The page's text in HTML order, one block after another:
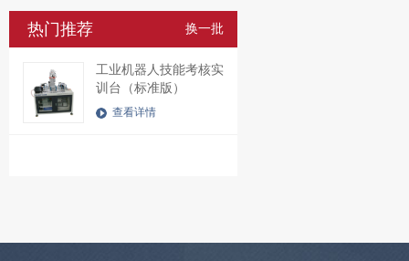
热门推荐 换一批
工业机器人技能考核实
训台（标准版）
查看详情